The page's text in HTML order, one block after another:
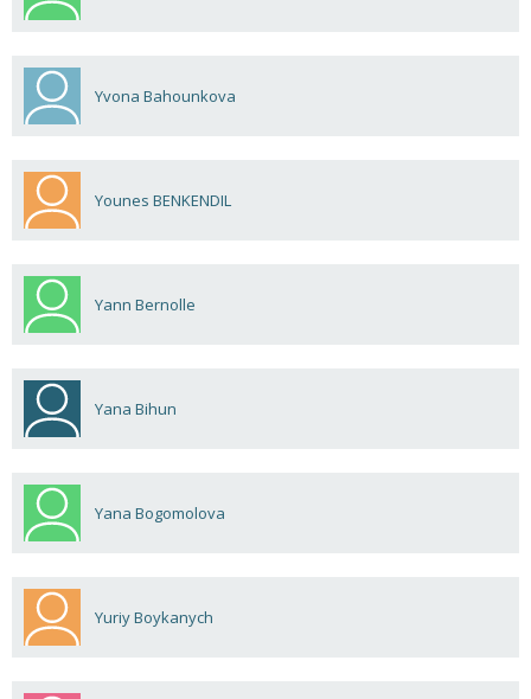
Yvona Bahounkova
Younes BENKENDIL
Yann Bernolle
Yana Bihun
Yana Bogomolova
Yuriy Boykanych